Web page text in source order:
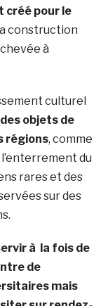
créé pour le
construction
à
culturel
objets de
régions, comme
du
rares et des
sur des
à la fois de
de
mais